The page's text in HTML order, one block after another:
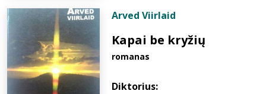
Arved Viirlaid
Kapai be kryžių
romanas
Diktorius: